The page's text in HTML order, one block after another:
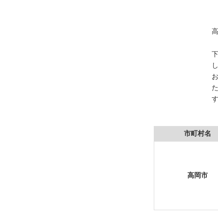
市町村名
高岡市